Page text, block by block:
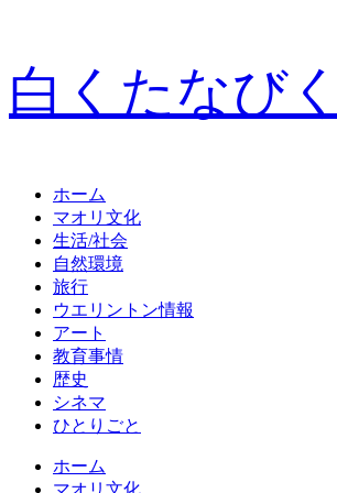
白くたなび
ホーム
マオリ文化
生活/社会
自然環境
旅行
ウエリントン情報
アート
教育事情
歴史
シネマ
ひとりごと
ホーム
マオリ文化